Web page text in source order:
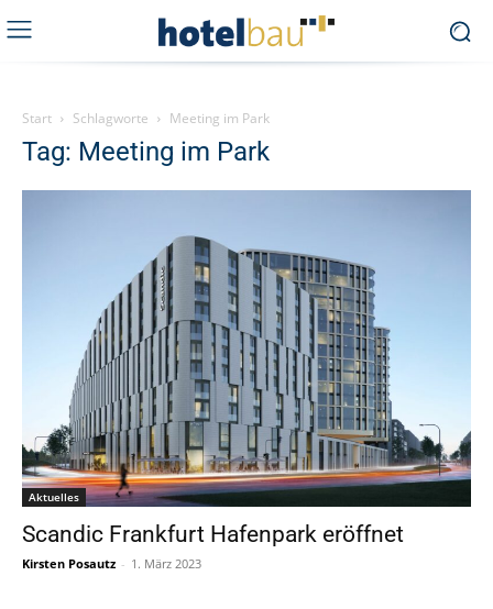
Start Schlagworte Meeting im Park
Tag: Meeting im Park
Aktuelles
Scandic Frankfurt Hafenpark eröffnet
Kirsten Posautz - 1. März 2023